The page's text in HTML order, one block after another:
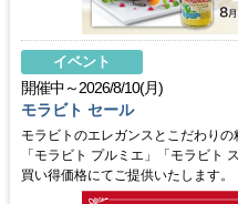
イベント
開催中～2026/8/10(月)
モラビト セール
モラビトのエレガンスとこだわりの
「モラビト プルミエ」「モラビト
買い得価格にてご提供いたします。